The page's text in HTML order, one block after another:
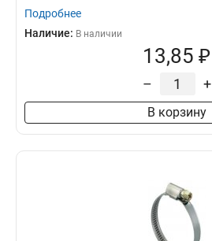
Подробнее
Наличие: В наличии
13,85 ₽
– +
В корзину